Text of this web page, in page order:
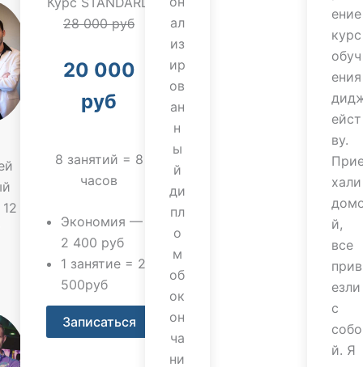
28 000 руб
20 000
руб
8 занятий = 8
часов
Экономия —
2 400 руб
1 занятие = 2
500руб
Записаться
ал
из
ир
ов
ан
н
ы
й
ди
пл
о
м
об
ок
он
ча
ни
ение
курс
обуч
ения
ейст
ву.
хали
й,
все
прив
езли
с
собо
й. Я